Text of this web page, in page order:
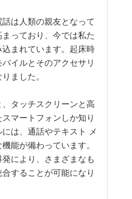
は人類の親友となって
っており、今では私た
まれています。起床時
イルとそのア​​クセサリ
ました。
タッチスクリーンと高
マートフォンしか知り
は、通話やテキスト メ
能が備わっています。
により、さまざまなも
することが可能になり